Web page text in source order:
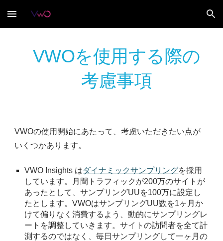
Skip to main content Skip to navigation
VWOを使用する際の
考慮事項
VWOの使用開始にあたって、考慮いただきたい点が
いくつかあります。
VWO Insights はダイナミックサンプリングを採用
しています。月間トラフィックが200万のサイトが
あったとして、サンプリングUUを100万に設定し
たとします。VWOはサンプリングUU数を1ヶ月か
けて偏りなく消費するよう、動的にサンプリングレ
ートを調整していきます。サイトの訪問者を全て計
測するのではなく、毎日サンプリングして一ヶ月の